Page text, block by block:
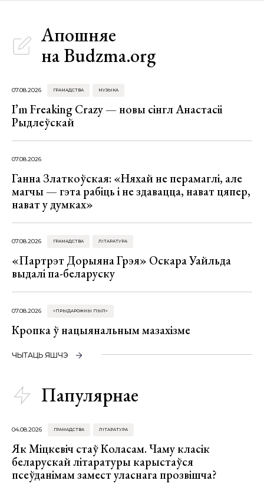
Апошняе
на Budzma.org
07.08.2026 ГРАМАДСТВА МУЗЫКА
I’m Freaking Crazy — новы сінгл Анастасіі
Рыдлеўскай
07.08.2026
Ганна Златкоўская: «Няхай не перамаглі, але
магчы — гэта рабіць і не здавацца, нават цяпер,
нават у думках»
07.08.2026 ГРАМАДСТВА ЛІТАРАТУРА
«Партрэт Дорыяна Грэя» Оскара Уайльда
выдалі па-беларуску
07.08.2026 «ПРЫДАРОЖНЫ ПЫЛ»
Кропка ў нацыянальным мазахізме
ЧЫТАЦЬ ЯШЧЭ
Папулярнае
04.08.2026 ГРАМАДСТВА ЛІТАРАТУРА
Як Міцкевіч стаў Коласам. Чаму класік
беларускай літаратуры карыстаўся
псеўданімам замест уласнага прозвішча?